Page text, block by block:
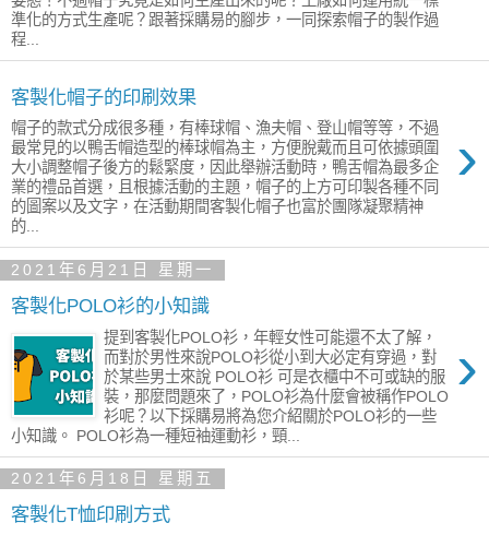
準化的方式生產呢？跟著採購易的腳步，一同探索帽子的製作過
程...
客製化帽子的印刷效果
›
帽子的款式分成很多種，有棒球帽、漁夫帽、登山帽等等，不過
最常見的以鴨舌帽造型的棒球帽為主，方便脫戴而且可依據頭圍
大小調整帽子後方的鬆緊度，因此舉辦活動時，鴨舌帽為最多企
業的禮品首選，且根據活動的主題，帽子的上方可印製各種不同
的圖案以及文字，在活動期間客製化帽子也富於團隊凝聚精神
的...
2021年6月21日 星期一
客製化POLO衫的小知識
›
提到客製化POLO衫，年輕女性可能還不太了解，
而對於男性來說POLO衫從小到大必定有穿過，對
於某些男士來說 POLO衫 可是衣櫃中不可或缺的服
裝，那麼問題來了，POLO衫為什麼會被稱作POLO
衫呢？以下採購易將為您介紹關於POLO衫的一些
小知識。 POLO衫為一種短袖運動衫，頸...
2021年6月18日 星期五
客製化T恤印刷方式